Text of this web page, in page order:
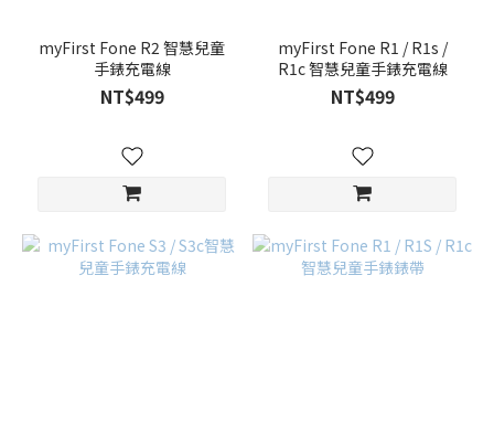
myFirst Fone R2 智慧兒童
手錶充電線
NT$499
myFirst Fone R1 / R1s /
R1c 智慧兒童手錶充電線
NT$499